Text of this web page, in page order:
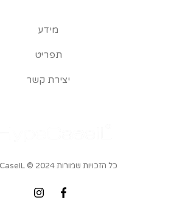
מידע
תפריט
יצירת קשר
כל הזכויות שמורות HypeCaseIL© 2024